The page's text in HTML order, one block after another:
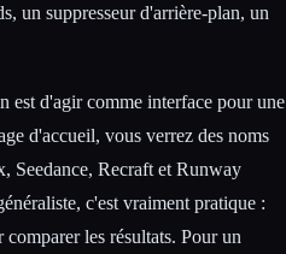
un suppresseur d'arrière-plan, un
est d'agir comme interface pour une
d'accueil, vous verrez des noms
Seedance, Recraft et Runway
c'est vraiment pratique :
les résultats. Pour un